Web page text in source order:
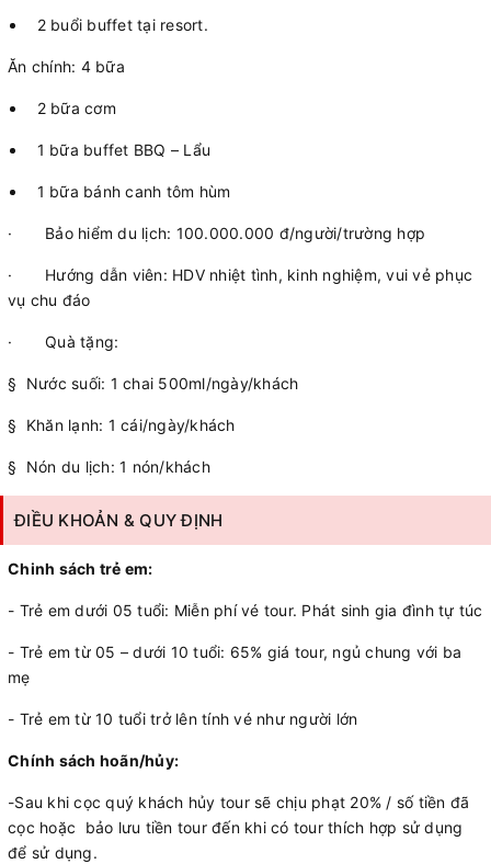
2 buổi buffet tại resort.
Ăn chính: 4 bữa
2 bữa cơm
1 bữa buffet BBQ – Lẩu
1 bữa bánh canh tôm hùm
· Bảo hiểm du lịch: 100.000.000 đ/người/trường hợp
· Hướng dẫn viên: HDV nhiệt tình, kinh nghiệm, vui vẻ phục
vụ chu đáo
· Quà tặng:
§ Nước suối: 1 chai 500ml/ngày/khách
§ Khăn lạnh: 1 cái/ngày/khách
§ Nón du lịch: 1 nón/khách
ĐIỀU KHOẢN & QUY ĐỊNH
Chinh sách trẻ em:
- Trẻ em dưới 05 tuổi: Miễn phí vé tour. Phát sinh gia đình tự túc
- Trẻ em từ 05 – dưới 10 tuổi: 65% giá tour, ngủ chung với ba
mẹ
- Trẻ em từ 10 tuổi trở lên tính vé như người lớn
Chính sách hoãn/hủy:
-Sau khi cọc quý khách hủy tour sẽ chịu phạt 20% / số tiền đã
cọc hoặc bảo lưu tiền tour đến khi có tour thích hợp sử dụng
để sử dụng.